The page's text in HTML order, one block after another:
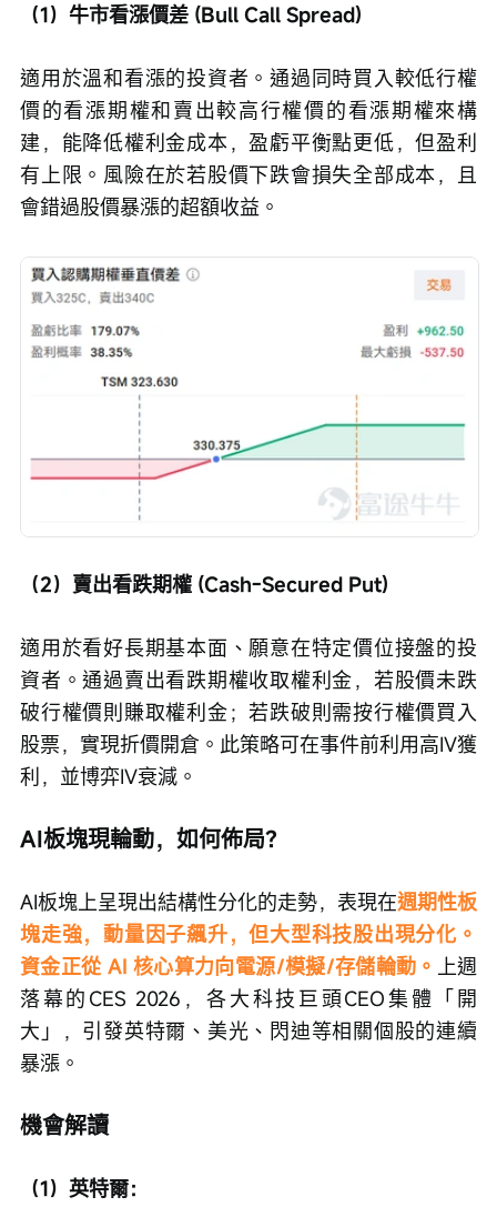
（1）牛市看漲價差 (Bull Call Spread)
適用於溫和看漲的投資者。通過同時買入較低行權
價的看漲期權和賣出較高行權價的看漲期權來構
建，能降低權利金成本，盈虧平衡點更低，但盈利
有上限。風險在於若股價下跌會損失全部成本，且
會錯過股價暴漲的超額收益。
（2）賣出看跌期權 (Cash-Secured Put)
適用於看好長期基本面、願意在特定價位接盤的投
資者。通過賣出看跌期權收取權利金，若股價未跌
破行權價則賺取權利金；若跌破則需按行權價買入
股票，實現折價開倉。此策略可在事件前利用高IV獲
利，並博弈IV衰減。
AI板塊現輪動，如何佈局？
AI板塊上呈現出結構性分化的走勢，表現在週期性板
塊走強，動量因子飆升，但大型科技股出現分化。
資金正從 AI 核心算力向電源/模擬/存儲輪動。 上週
落幕的CES 2026，各大科技巨頭CEO集體「開
大」，引發英特爾、美光、閃迪等相關個股的連續
暴漲。
機會解讀
（1）英特爾：